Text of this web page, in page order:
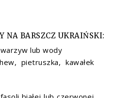
NA BARSZCZ UKRAIŃSKI:
lub wody
pietruszka, kawałek